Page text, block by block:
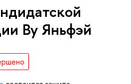
Ву Яньфэй